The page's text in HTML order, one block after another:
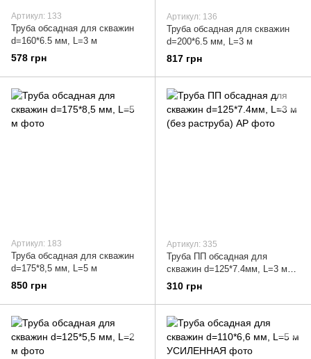
Артикул: 133
Труба обсадная для скважин
d=160*6.5 мм, L=3 м
578 грн
Артикул: 136
Труба обсадная для скважин
d=200*6.5 мм, L=3 м
817 грн
Артикул: 183
Труба обсадная для скважин
d=175*8,5 мм, L=5 м
850 грн
Артикул: 335
Труба ПП обсадная для
скважин d=125*7.4мм, L=3 м
(без раструба) AP
310 грн